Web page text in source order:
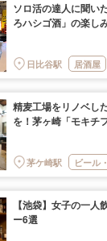
ソロ活の達人に聞い
ろハシゴ酒」の楽し
日比谷駅 居酒屋
精麦工場をリノベし
を！茅ヶ崎「モキチ
茅ケ崎駅 ビール
【池袋】女子の一
ー6選